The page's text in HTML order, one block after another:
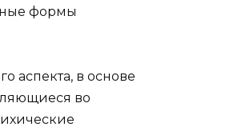
формы
аспекта, в основе
во